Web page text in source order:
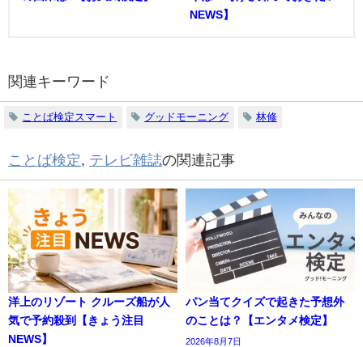
NEWS】
関連キーワード
ことば検定スマート グッドモーニング 林修
ことば検定, テレビ雑誌の関連記事
洋上のリゾート クルーズ船が人
気で予約殺到【きょう注目
NEWS】
パン当てクイズで起きた予想外
のことは？【エンタメ検定】
2026年8月7日